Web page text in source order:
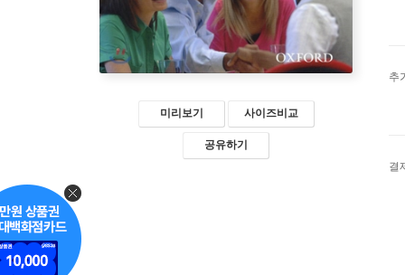
미리보기 사이즈비교
공유하기
추
결